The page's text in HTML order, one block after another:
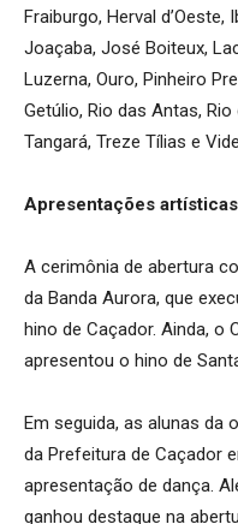
Fraiburgo, Herval
Joaçaba, José Boiteux,
Luzerna, Ouro, Pinheiro
Getúlio, Rio das Antas,
Tangará, Treze Tílias e
Apresentações artísticas
A cerimônia de abertura
da Banda Aurora, que
hino de Caçador. Ainda, o
apresentou o hino de
Em seguida, as alunas da
da Prefeitura de Caçador
apresentação de dança.
ganhou destaque na